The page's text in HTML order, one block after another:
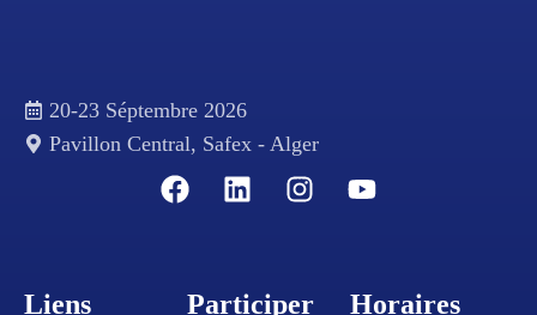
20-23 Séptembre 2026
Pavillon Central, Safex - Alger
Liens
Participer
Horaires